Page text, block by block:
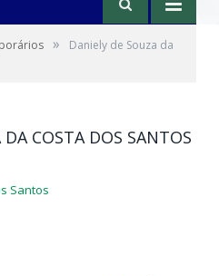
»
Daniely de Souza da
COSTA DOS SANTOS
Santos